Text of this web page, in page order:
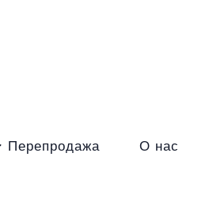
Перепродажа O нас